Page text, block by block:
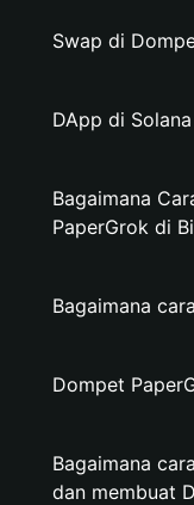
Swap di
DApp di Solana
Bagaimana
PaperGrok di
Bagaimana
Dompet
Bagaimana
dan membuat